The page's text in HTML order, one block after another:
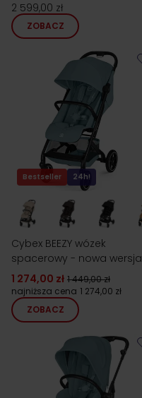
2 599,00 zł
ZOBACZ
Bestseller 24h!
Cybex BEEZY wózek
spacerowy - nowa wersja
1 274,00 zł 1 449,00 zł
najniższa cena 1 274,00 zł
ZOBACZ